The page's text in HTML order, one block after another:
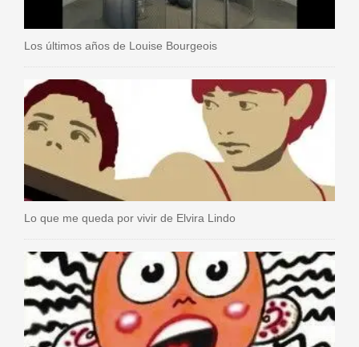
Los últimos años de Louise Bourgeois
Lo que me queda por vivir de Elvira Lindo